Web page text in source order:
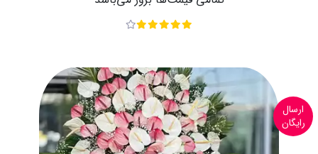
ارسال
رایگان